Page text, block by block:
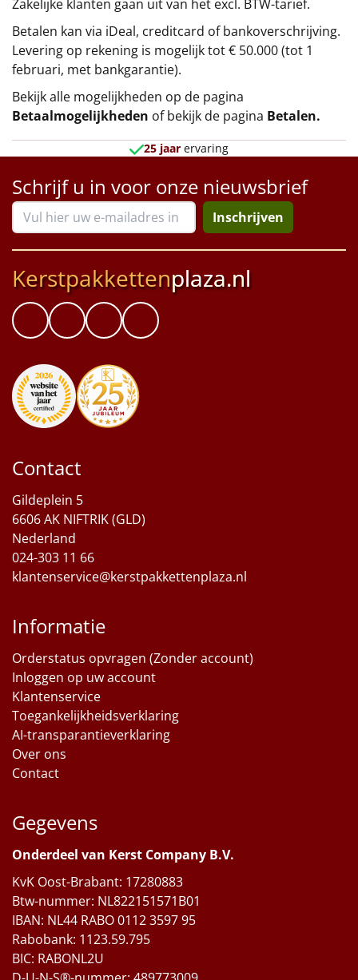
Zakelijke klanten gaan uit van het excl. BTW-tarief.
Betalen kan via iDeal, creditcard of bankoverschrijving.
Levering op rekening is mogelijk tot € 50.000 (tot 1
februari, met bankgarantie).
Bekijk alle mogelijkheden op de pagina
Betaalmogelijkheden of bekijk de pagina Betalen.
25 jaar ervaring
Schrijf u in voor onze nieuwsbrief
Inschrijven
Kerstpakkettenplaza.nl
Contact
Gildeplein 5
6606 AK NIFTRIK (GLD)
Nederland
024-303 11 66
klantenservice@kerstpakkettenplaza.nl
Informatie
Orderstatus opvragen (Zonder account)
Inloggen op uw account
Klantenservice
Toegankelijkheidsverklaring
AI-transparantieverklaring
Over ons
Contact
Gegevens
Onderdeel van Kerst Company B.V.
KvK Oost-Brabant: 17280883
Btw-nummer: NL822151571B01
IBAN: NL44 RABO 0112 3597 95
Rabobank: 1123.59.795
BIC: RABONL2U